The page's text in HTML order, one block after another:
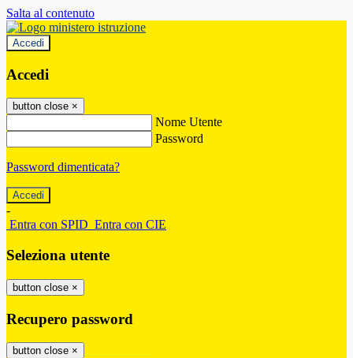
Salta al contenuto
Accedi
Accedi
button close ×
Nome Utente
Password
Password dimenticata?
-
Entra con SPID Entra con CIE
Seleziona utente
button close ×
Recupero password
button close ×